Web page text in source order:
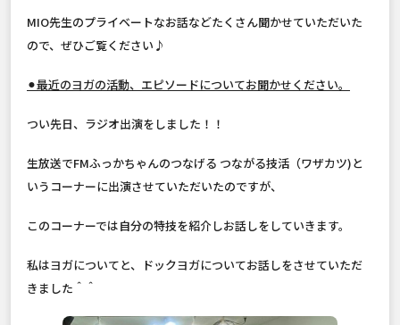
MIO先生のプライベートなお話などたくさん聞かせていただいた
ので、ぜひご覧ください♪
⚫︎最近のヨガの活動、エピソードについてお聞かせください。
つい先日、ラジオ出演をしました！！
生放送でFMふっかちゃんのつなげる つながる技活（ワザカツ)と
いうコーナーに出演させていただいたのですが、
このコーナーでは自分の特技を紹介しお話しをしていきます。
私はヨガについてと、ドックヨガについてお話しをさせていただ
きました＾＾